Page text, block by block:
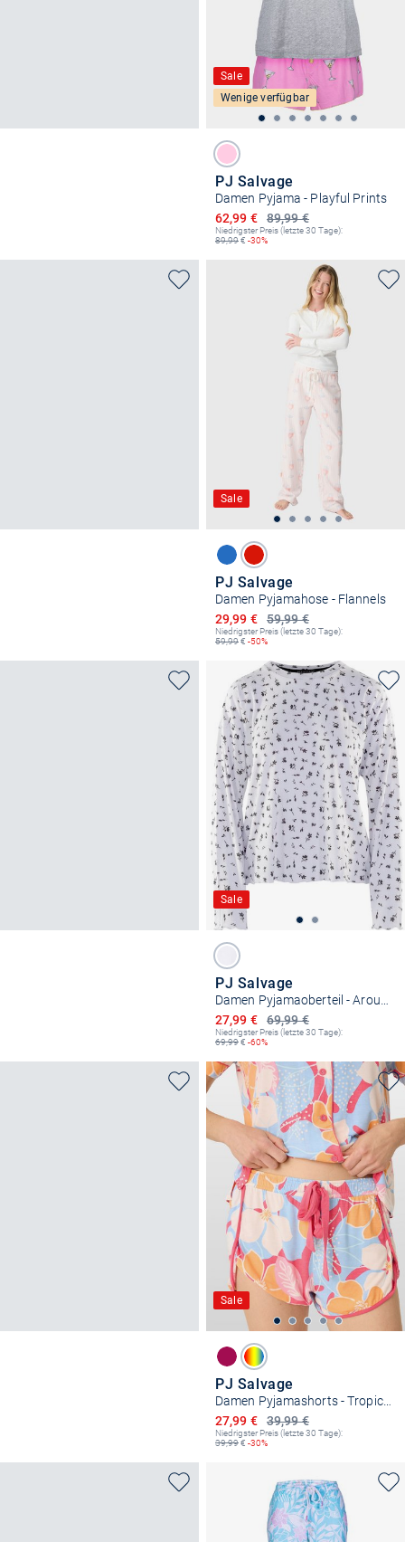
Sale
Wenige verfügbar
PJ Salvage
Damen Pyjama - Playful Prints
89,99 €
Ermäßigter Preis
62,99 €
Niedrigster Preis (letzte 30 Tage):
89,99€ -30%
Sale
PJ Salvage
Damen Pyjamahose - Flannels
59,99 €
Ermäßigter Preis
29,99 €
Niedrigster Preis (letzte 30 Tage):
59,99€ -50%
Sale
PJ Salvage
69,99 €
Ermäßigter Preis
27,99 €
Niedrigster Preis (letzte 30 Tage):
69,99€ -60%
Sale
PJ Salvage
Damen Pyjamashorts - Tropical Dreams
39,99 €
Ermäßigter Preis
27,99 €
Niedrigster Preis (letzte 30 Tage):
39,99€ -30%